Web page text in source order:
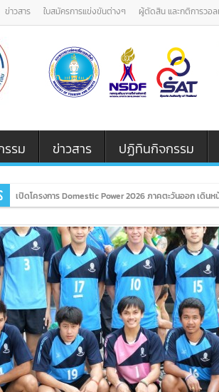
ข่าวสาร ใบสมัครการแข่งขันต่างๆ ผู้ตัดสิน และกติการวอ
รรม ข่าวสาร ปฏิทินกิจกรรม
เปิดโครงการ Domestic Power 2026 ภาคตะวันออก เดิน